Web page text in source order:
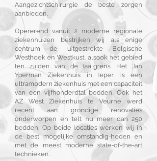
Aangezichtschirurgie de beste zorgen
aanbieden.
Opererend vanuit 2 moderne regionale
ziekenhuizen bestrijken wij als enige
centrum de uitgestrekte Belgische
Westhoek en Westkust, alsook het gebied
ten zuiden van de taalgrens. Het Jan
Yperman Ziekenhuis in Ieper is een
ultramodern ziekenhuis met een capaciteit
van een vijfhonderdtal bedden. Ook het
AZ West Ziekenhuis te Veurne werd
recent aan grondige renovaties
onderworpen en telt nu meer dan 250
bedden. Op beide locaties werken wij in
de best mogelijke omstandig-heden en
met de meest moderne state-of-the-art
technieken.